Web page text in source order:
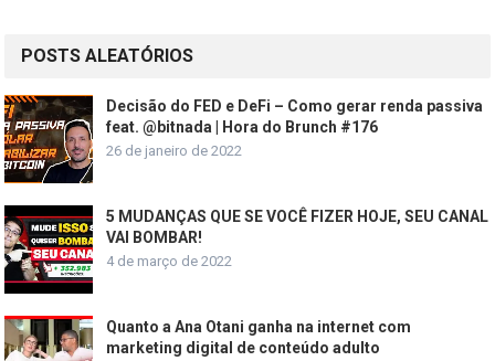
POSTS ALEATÓRIOS
Decisão do FED e DeFi – Como gerar renda passiva
feat. @bitnada | Hora do Brunch #176
26 de janeiro de 2022
5 MUDANÇAS QUE SE VOCÊ FIZER HOJE, SEU CANAL
VAI BOMBAR!
4 de março de 2022
Quanto a Ana Otani ganha na internet com
marketing digital de conteúdo adulto